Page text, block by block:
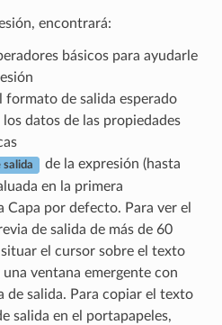
encontrará:
básicos para ayudarle
formato de salida esperado
datos de las propiedades
salida
de la expresión (hasta
en la primera
Capa por defecto. Para ver el
de salida de más de 60
el cursor sobre el texto
una ventana emergente con
de salida. Para copiar el texto
salida en el portapapeles,